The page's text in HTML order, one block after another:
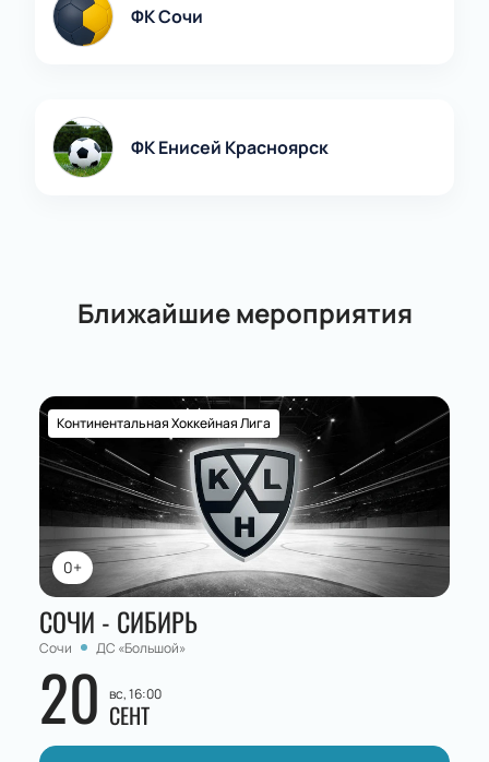
Забронируйте свои билеты на нашем сайте и
готовьтесь к незабываемому футбольному вечеру!
ФК Сочи
ФК Енисей Красноярск
Ближайшие мероприятия
0+
Континентальная Хоккейная Лига
СОЧИ - СИБИРЬ
Сочи ДС «Большой»
20 вс, 16:00
СЕНТ